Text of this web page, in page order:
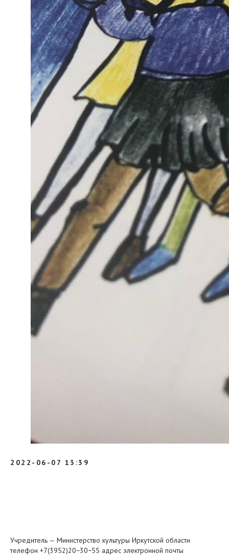
2022-06-07 13:39
Учредитель — Министерство культуры Иркутской области
телефон +7(3952)20−30−55 адрес электронной почты